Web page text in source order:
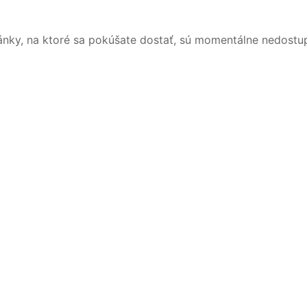
na ktoré sa pokúšate dostať, sú momentálne